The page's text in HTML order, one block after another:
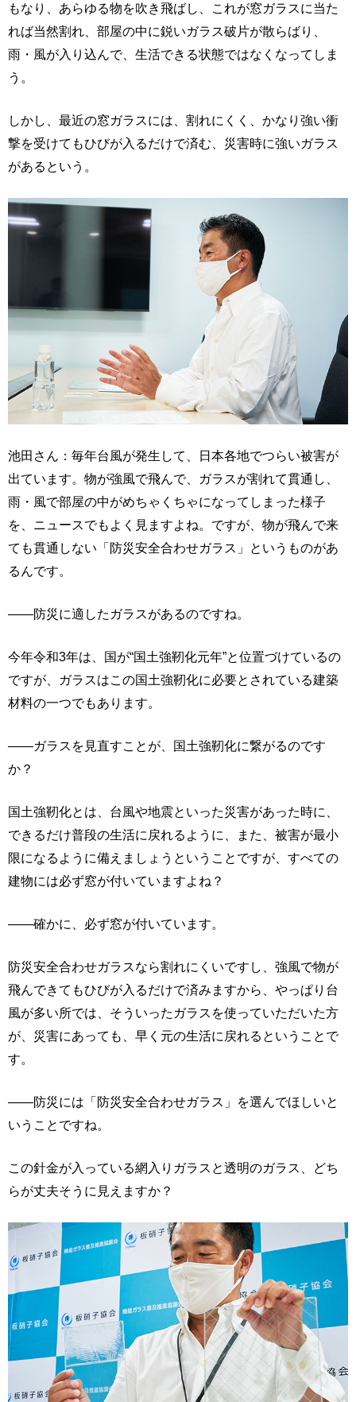
もなり、あらゆる物を吹き飛ばし、これが窓ガラスに当た
れば当然割れ、部屋の中に鋭いガラス破片が散らばり、
雨・風が入り込んで、生活できる状態ではなくなってしま
う。
しかし、最近の窓ガラスには、割れにくく、かなり強い衝
撃を受けてもひびが入るだけで済む、災害時に強いガラス
があるという。
池田さん：毎年台風が発生して、日本各地でつらい被害が
出ています。物が強風で飛んで、ガラスが割れて貫通し、
雨・風で部屋の中がめちゃくちゃになってしまった様子
を、ニュースでもよく見ますよね。ですが、物が飛んで来
ても貫通しない「防災安全合わせガラス」というものがあ
るんです。
――防災に適したガラスがあるのですね。
今年令和3年は、国が“国土強靭化元年”と位置づけているの
ですが、ガラスはこの国土強靭化に必要とされている建築
材料の一つでもあります。
――ガラスを見直すことが、国土強靭化に繋がるのです
か？
国土強靭化とは、台風や地震といった災害があった時に、
できるだけ普段の生活に戻れるように、また、被害が最小
限になるように備えましょうということですが、すべての
建物には必ず窓が付いていますよね？
――確かに、必ず窓が付いています。
防災安全合わせガラスなら割れにくいですし、強風で物が
飛んできてもひびが入るだけで済みますから、やっぱり台
風が多い所では、そういったガラスを使っていただいた方
が、災害にあっても、早く元の生活に戻れるということで
す。
――防災には「防災安全合わせガラス」を選んでほしいと
いうことですね。
この針金が入っている網入りガラスと透明のガラス、どち
らが丈夫そうに見えますか？